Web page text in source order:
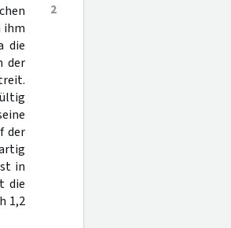
2
ihm
die
der
der
in
die
1,2